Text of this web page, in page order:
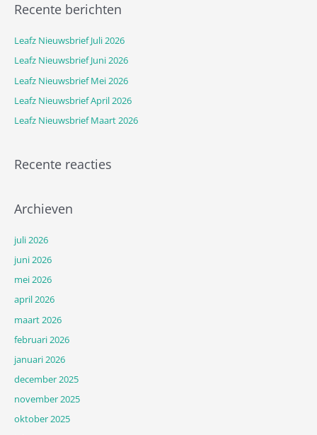
k
a
a
r
:
Recente berichten
Leafz Nieuwsbrief Juli 2026
Leafz Nieuwsbrief Juni 2026
Leafz Nieuwsbrief Mei 2026
Leafz Nieuwsbrief April 2026
Leafz Nieuwsbrief Maart 2026
Recente reacties
Archieven
juli 2026
juni 2026
mei 2026
april 2026
maart 2026
februari 2026
januari 2026
december 2025
november 2025
oktober 2025